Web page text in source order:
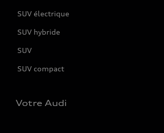
SUV électrique
SUV hybride
SUV
SUV compact
Votre Audi